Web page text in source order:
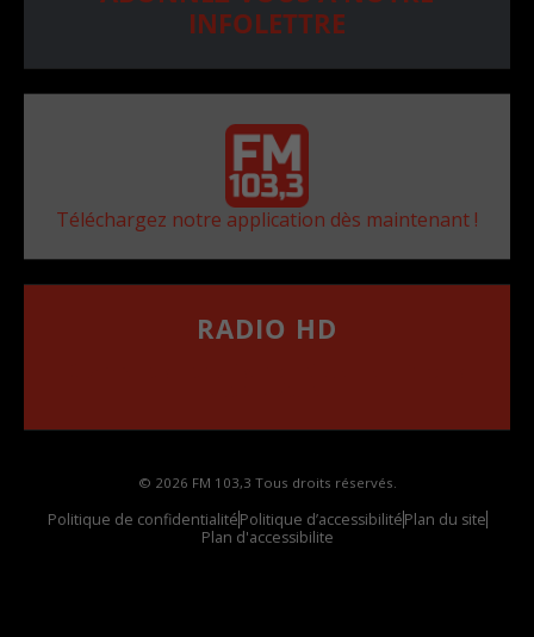
INFOLETTRE
Téléchargez notre application dès maintenant !
RADIO HD
© 2026 FM 103,3 Tous droits réservés.
Politique de confidentialitéPolitique d’accessibilitéPlan du site
Plan d'accessibilite